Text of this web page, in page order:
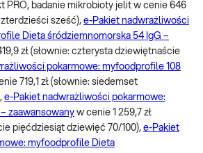
PRO, badanie mikrobioty jelit w cenie 646
sześć), e-Pakiet nadwrażliwości
Dieta śródziemnomorska 54 IgG –
zł (słownie: czterysta dziewiętnaście
pokarmowe: myfoodprofile 108
719,1 zł (słownie: siedemset
e-Pakiet nadwrażliwości pokarmowe:
zaawansowany w cenie 1 259,7 zł
pięćdziesiąt dziewięć 70/100), e-Pakiet
myfoodprofile Dieta